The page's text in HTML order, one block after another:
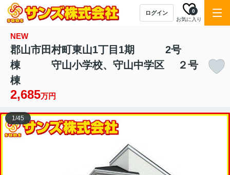
ログイン
お気に入り
0
NEW
郡山市田村町東山1丁目1期 2号
棟 守山小学校、守山中学区 ２号
棟
2,685万円
1/45